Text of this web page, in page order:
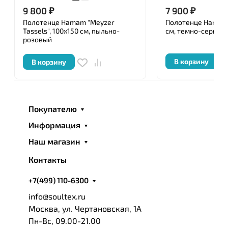
9 800₽
Полотенце Hamam "Meyzer
Tassels", 100x150 см, пыльно-
розовый
В корзину
7 900₽
Полотенце
см, темно-серый
В корзину
Покупателю
Информация
Наш магазин
Контакты
+7(499) 110-6300
info@soultex.ru
Москва, ул. Чертановская, 1А
Пн-Вс, 09.00-21.00